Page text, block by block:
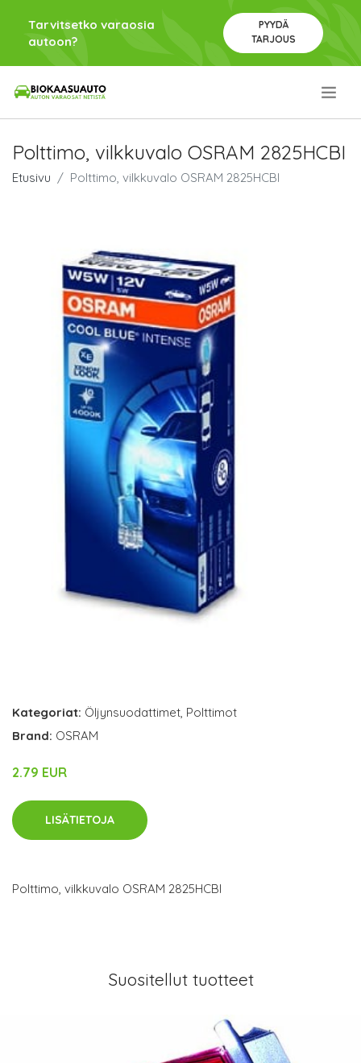
Tarvitsetko varaosia
autoon?
PYYDÄ
TARJOUS
Polttimo, vilkkuvalo OSRAM 2825HCBI
Etusivu Polttimo, vilkkuvalo OSRAM 2825HCBI
Kategoriat: Öljynsuodattimet, Polttimot
Brand: OSRAM
2.79 EUR
LISÄTIETOJA
Polttimo, vilkkuvalo OSRAM 2825HCBI
Suositellut tuotteet